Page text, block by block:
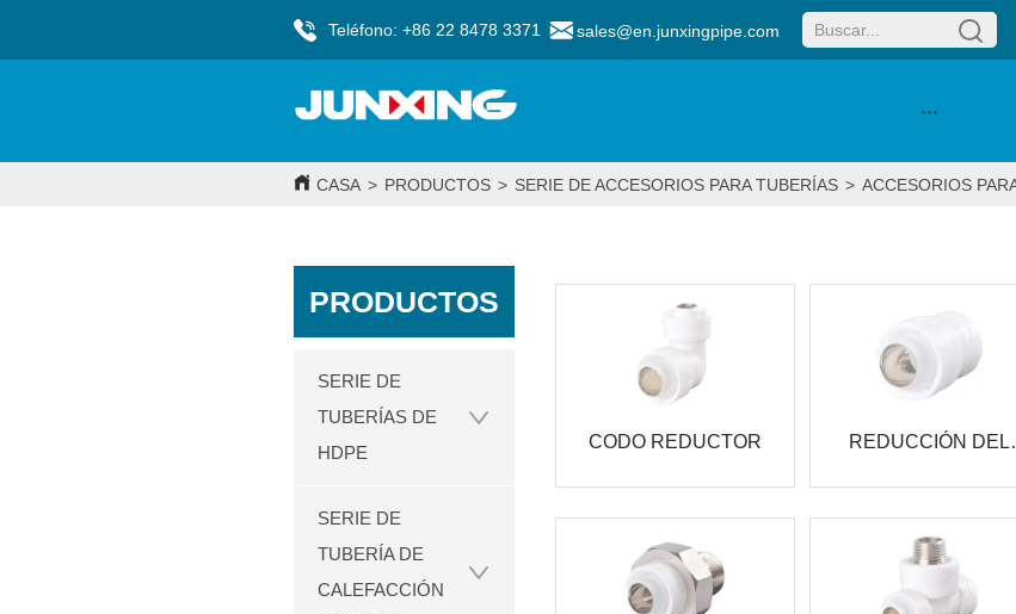
Teléfono: +86 22 8478 3371 sales@en.junxingpipe.com
···
CASA > PRODUCTOS > SERIE DE ACCESORIOS PARA TUBERÍAS > ACCESORIOS
PRODUCTOS
SERIE DE
TUBERÍAS DE
HDPE
SERIE DE
TUBERÍA DE
CALEFACCIÓN
CODO REDUCTOR REDUCCIÓN DEL
ACOPLAMIENTO